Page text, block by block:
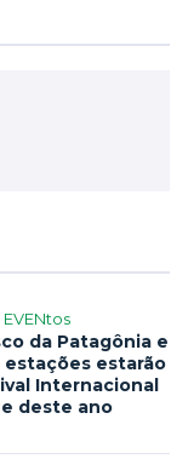
EVENtos
da Patagônia e
estações estarão
Internacional
deste ano